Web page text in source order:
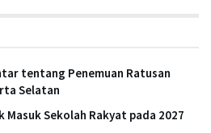
tentang Penemuan Ratusan
Selatan
Masuk Sekolah Rakyat pada 2027